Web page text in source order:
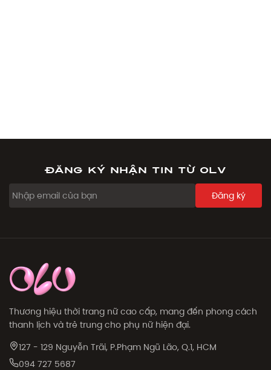
Đăng ký nhận tin từ OLV
Đăng ký
Thương hiệu thời trang nữ cao cấp, mang đến phong cách
thanh lịch và trẻ trung cho phụ nữ hiện đại.
127 - 129 Nguyễn Trãi, P.Phạm Ngũ Lão, Q.1, HCM
094 727 5687